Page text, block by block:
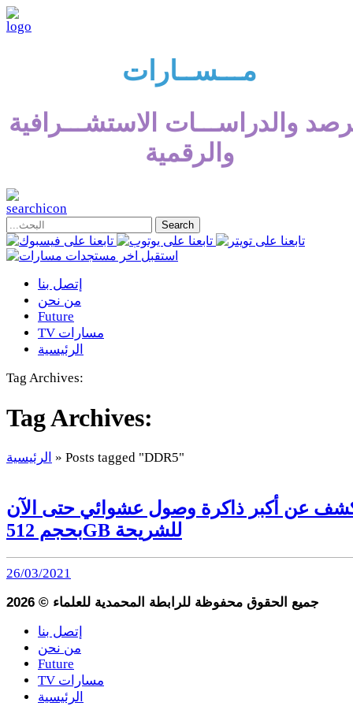
مـــســارات
والدراســـات الاستشـــرافية
والرقمية
إتصل بنا
من نحن
Future
TV مسارات
الرئيسية
Tag Archives:
Tag Archives:
الرئيسية » Posts tagged "DDR5"
عن أكبر ذاكرة وصول عشوائي حتى الآن
بحجم 512GB للشريحة
26/03/2021
2026 © جميع الحقوق محفوظة للرابطة المحمدية للعلماء
إتصل بنا
من نحن
Future
TV مسارات
الرئيسية